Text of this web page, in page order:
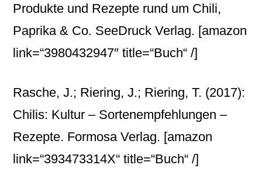
Produkte und Rezepte rund um Chili,
Paprika & Co. SeeDruck Verlag. [amazon
link=“3980432947″ title=“Buch“ /]
Rasche, J.; Riering, J.; Riering, T. (2017):
Chilis: Kultur – Sortenempfehlungen –
Rezepte. Formosa Verlag. [amazon
link=“393473314X“ title=“Buch“ /]